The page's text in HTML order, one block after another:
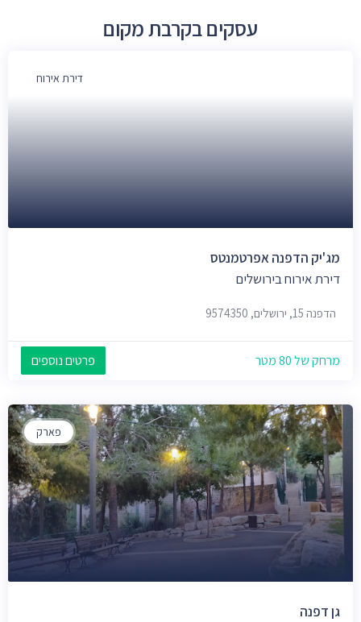
עסקים בקרבת מקום
דירת אירוח
מג'יק הדפנה אפרטמנטס
דירת אירוח בירושלים
הדפנה 15, ירושלים, 9574350
מרחק של 80 מטר פרטים נוספים
פארק
גן דפנה